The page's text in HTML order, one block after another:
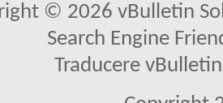
© 2026 vBulletin
Search Engine
Traducere